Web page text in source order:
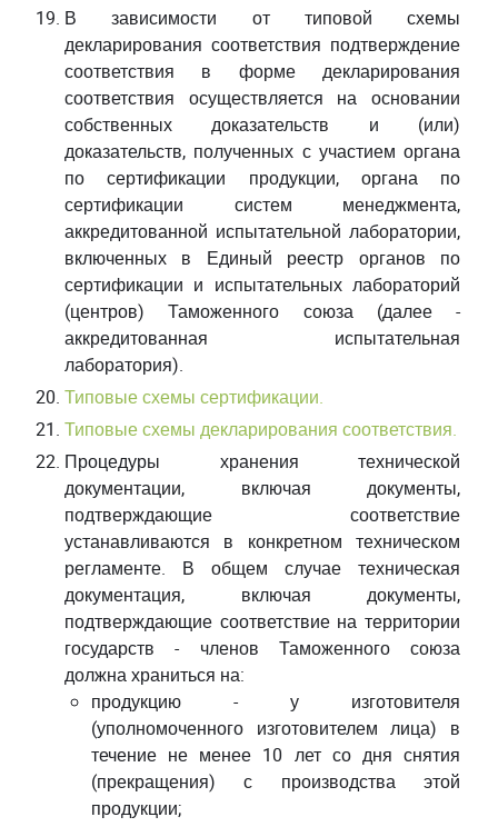
В зависимости от типовой схемы
декларирования соответствия подтверждение
соответствия в форме декларирования
соответствия осуществляется на основании
собственных доказательств и (или)
доказательств, полученных с участием органа
по сертификации продукции, органа по
сертификации систем менеджмента,
аккредитованной испытательной лаборатории,
включенных в Единый реестр органов по
сертификации и испытательных лабораторий
(центров) Таможенного союза (далее -
аккредитованная испытательная
лаборатория).
Типовые схемы сертификации.
Типовые схемы декларирования соответствия.
Процедуры хранения технической
документации, включая документы,
подтверждающие соответствие
устанавливаются в конкретном техническом
регламенте. В общем случае техническая
документация, включая документы,
подтверждающие соответствие на территории
государств - членов Таможенного союза
должна храниться на:
продукцию - у изготовителя
(уполномоченного изготовителем лица) в
течение не менее 10 лет со дня снятия
(прекращения) с производства этой
продукции;